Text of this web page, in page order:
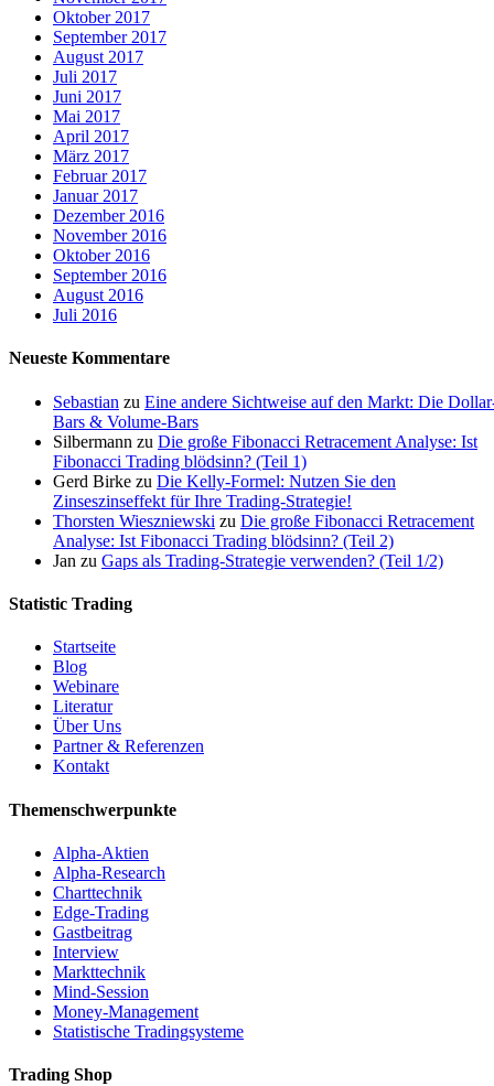
Oktober 2017
September 2017
August 2017
Juli 2017
Juni 2017
Mai 2017
April 2017
März 2017
Februar 2017
Januar 2017
Dezember 2016
November 2016
Oktober 2016
September 2016
August 2016
Juli 2016
Neueste Kommentare
Sebastian zu Eine andere Sichtweise auf den Markt: Die
Bars & Volume-Bars
Silbermann zu Die große Fibonacci Retracement Analyse: Ist
Fibonacci Trading blödsinn? (Teil 1)
Gerd Birke zu Die Kelly-Formel: Nutzen Sie den
Zinseszinseffekt für Ihre Trading-Strategie!
Thorsten Wieszniewski zu Die große Fibonacci Retracement
Analyse: Ist Fibonacci Trading blödsinn? (Teil 2)
Jan zu Gaps als Trading-Strategie verwenden? (Teil 1/2)
Statistic Trading
Startseite
Blog
Webinare
Literatur
Über Uns
Partner & Referenzen
Kontakt
Themenschwerpunkte
Alpha-Aktien
Alpha-Research
Charttechnik
Edge-Trading
Gastbeitrag
Interview
Markttechnik
Mind-Session
Money-Management
Statistische Tradingsysteme
Trading Shop